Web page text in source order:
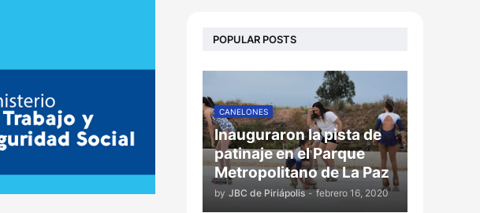
POPULAR POSTS
CANELONES
Inauguraron la pista de
patinaje en el Parque
Metropolitano de La Paz
by JBC de Piriápolis - febrero 16, 2020